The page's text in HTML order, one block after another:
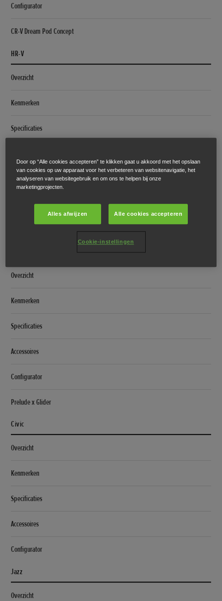
Configurator
CR-V Dream Pod Concept
HR-V
Overzicht
Kenmerken
Specificaties
Tyre Label Sheet
Accessoires
Overzicht
Kenmerken
Specificaties
Accessoires
Configurator
Prelude x Glider
Civic
Overzicht
Kenmerken
Specificaties
Accessoires
Configurator
Jazz
Overzicht
Door op “Alle cookies accepteren” te klikken gaat u akkoord met het opslaan
van cookies op uw apparaat voor het verbeteren van websitenavigatie, het
analyseren van websitegebruik en om ons te helpen bij onze
marketingprojecten.
Alles afwijzen Alle cookies accepteren
Cookie-instellingen